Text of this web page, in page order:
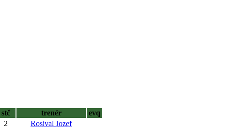
stč trenér
evq
2
Rosival Jozef